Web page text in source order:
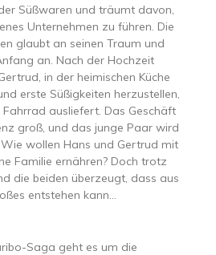
Süßwaren und träumt davon,
Unternehmen zu führen. Die
glaubt an seinen Traum und
an. Nach der Hochzeit
in der heimischen Küche
erste Süßigkeiten herzustellen,
ausliefert. Das Geschäft
groß, und das junge Paar wird
wollen Hans und Gertrud mit
Familie ernähren? Doch trotz
die beiden überzeugt, dass aus
entstehen kann…
Saga geht es um die